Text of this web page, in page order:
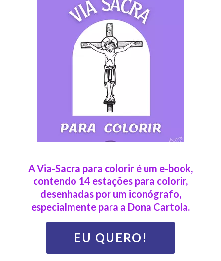
A Via-Sacra para colorir é um e-book,
contendo 14 estações para colorir,
desenhadas por um iconógrafo,
especialmente para a Dona Cartola.
EU QUERO!